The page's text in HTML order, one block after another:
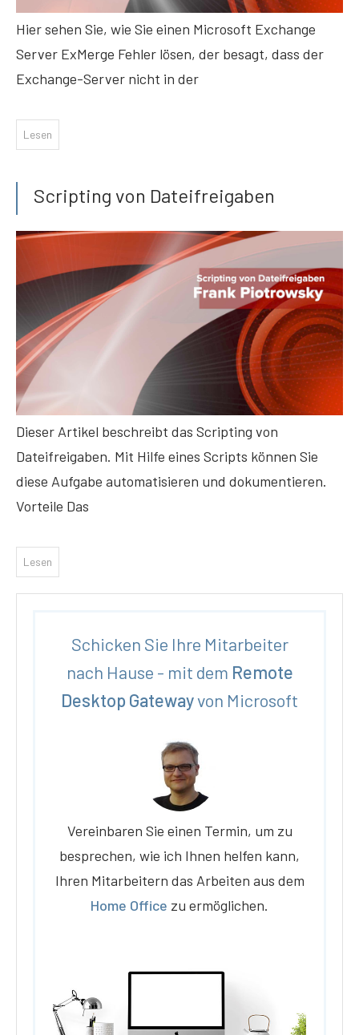
Hier sehen Sie, wie Sie einen Microsoft Exchange
Server ExMerge Fehler lösen, der besagt, dass der
Exchange-Server nicht in der
Lesen
Scripting von Dateifreigaben
Dieser Artikel beschreibt das Scripting von
Dateifreigaben. Mit Hilfe eines Scripts können Sie
diese Aufgabe automatisieren und dokumentieren.
Vorteile Das
Lesen
Schicken Sie Ihre Mitarbeiter
nach Hause - mit dem Remote
Desktop Gatewayvon Microsoft
Vereinbaren Sie einen Termin, um zu
besprechen, wie ich Ihnen helfen kann,
Ihren Mitarbeitern das Arbeiten aus dem
Home Office zu ermöglichen.